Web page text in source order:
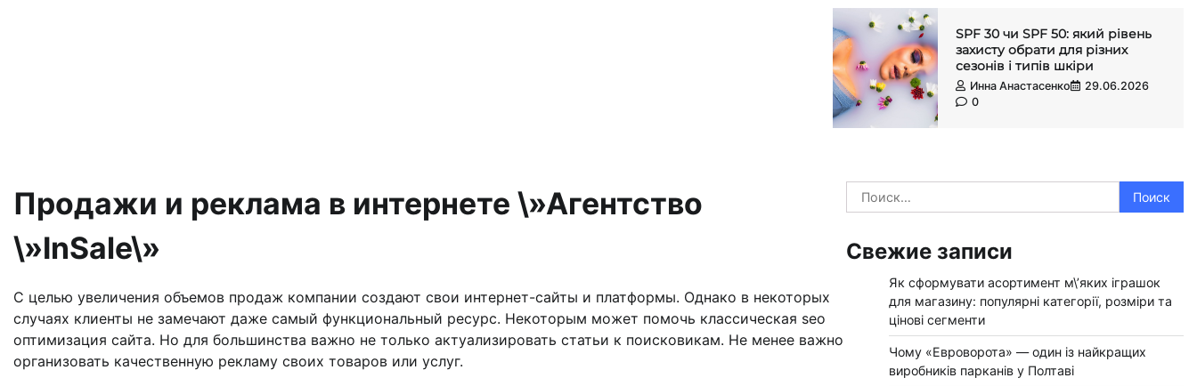
SPF 30 чи SPF 50: який рівень
захисту обрати для різних
сезонів і типів шкіри
Инна Анастасенко
29.06.2026
0
Продажи и реклама в интернете \»Агентство
\»InSale\»
С целью увеличения объемов продаж компании создают свои интернет-сайты и платформы. Однако в некоторых
случаях клиенты не замечают даже самый функциональный ресурс. Некоторым может помочь классическая seo
оптимизация сайта. Но для большинства важно не только актуализировать статьи к поисковикам. Не менее важно
организовать качественную рекламу своих товаров или услуг.
Найти:
Свежие записи
Як сформувати асортимент м\’яких іграшок
для магазину: популярні категорії, розміри та
цінові сегменти
Чому «Евроворота» — один із найкращих
виробників парканів у Полтаві